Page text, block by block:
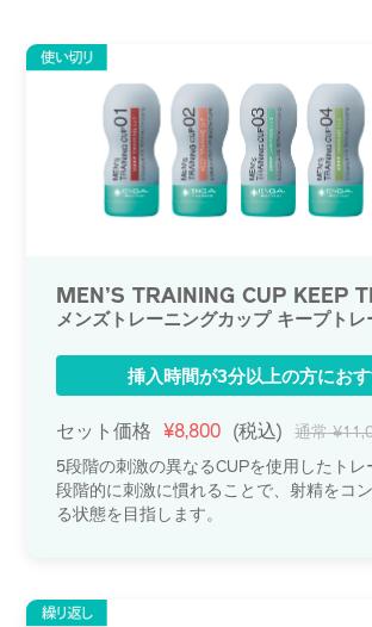
MEN’S TRAINING CUP KEEP
メンズトレーニングカップ キープトレ
挿入時間が3分以上の方にお
セット価格 ¥8,800 (税込)
通常
5段階の刺激の異なるCUPを使用したトレ
段階的に刺激に慣れることで、射精をコ
る状態を目指します。